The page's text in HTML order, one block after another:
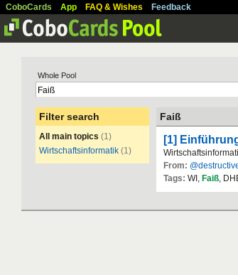
CoboCards App FAQ & Wishes Feedback
Whole Pool
Filter search
All main topics (1)
Wirtschaftsinformatik (1)
Faiß
[1]
From:
Tags: WI, Faiß,